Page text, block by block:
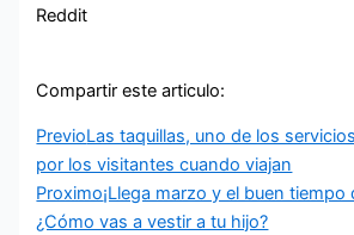
Reddit
Compartir este articulo:
PrevioLas taquillas, uno de los
por los visitantes cuando viajan
Proximo¡Llega marzo y el buen tiempo
¿Cómo vas a vestir a tu hijo?